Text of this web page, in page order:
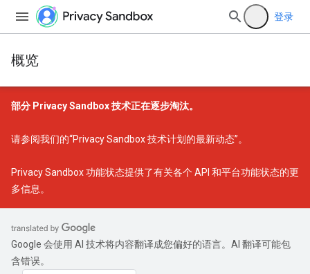
登录
概览
部分 Privacy Sandbox 技术正在逐步淘汰。
请参阅我们的“Privacy Sandbox 技术计划的最新动态”。
Privacy Sandbox 功能状态提供了有关各个 API 和平台功能状态的更
多信息。
Google 会使用 AI 技术将内容翻译成您偏好的语言。AI 翻译可能包
含错误。